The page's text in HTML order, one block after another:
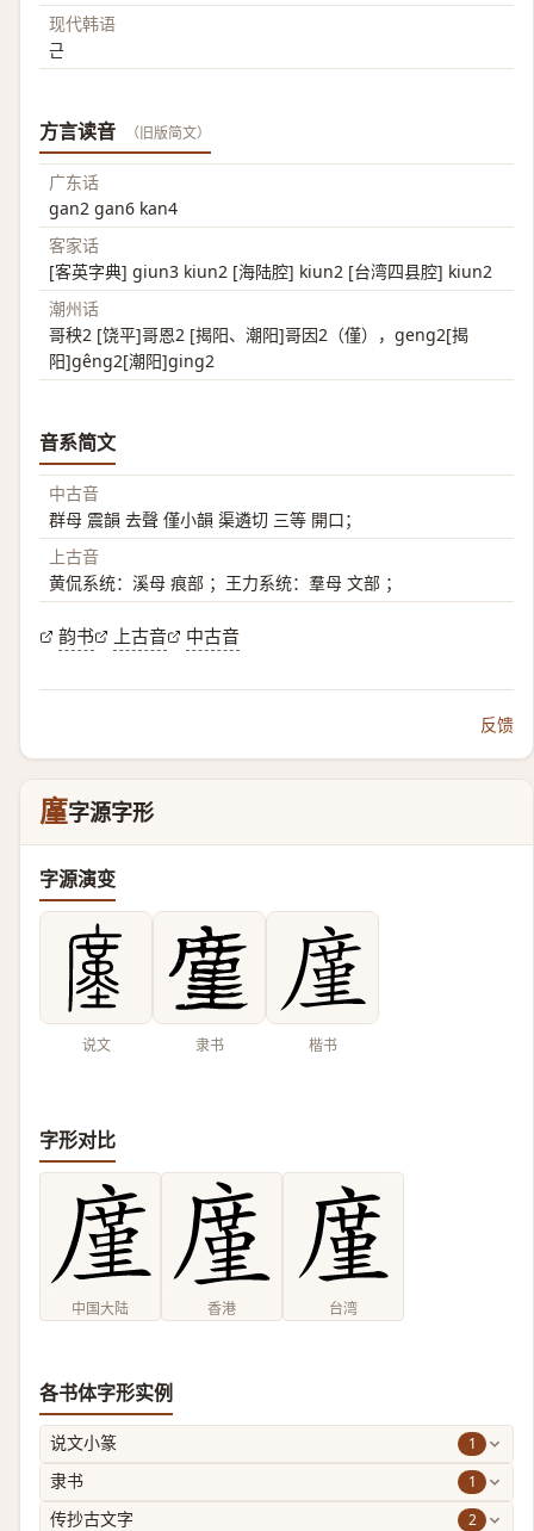
现代韩语
근
方言读音 （旧版简文）
广东话
gan2 gan6 kan4
客家话
[客英字典] giun3 kiun2 [海陆腔] kiun2 [台湾四县腔] kiun2
潮州话
哥秧2 [饶平]哥恩2 [揭阳、潮阳]哥因2（僅），geng2[揭
阳]gêng2[潮阳]ging2
音系简文
中古音
群母 震韻 去聲 僅小韻 渠遴切 三等 開口；
上古音
黄侃系统：溪母 痕部 ；王力系统：羣母 文部 ；
韵书 上古音 中古音
反馈
廑字源字形
字源演变
说文 隶书 楷书
字形对比
中国大陆 香港 台湾
各书体字形实例
说文小篆 1
隶书 1
传抄古文字 2